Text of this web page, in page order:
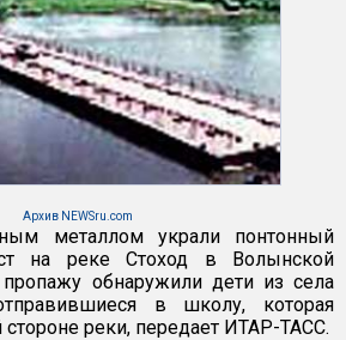
Архив NEWSru.com
металлом украли понтонный
на реке Стоход в Волынской
обнаружили дети из села
в школу, которая
стороне реки, передает ИТАР-ТАСС.